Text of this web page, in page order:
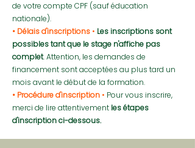
de votre compte CPF (sauf éducation
nationale).
• Délais d'inscriptions • Les inscriptions sont
possibles tant que le stage n'affiche pas
complet. Attention, les demandes de
financement sont acceptées au plus tard un
mois avant le début de la formation.
• Procédure d'inscription • Pour vous inscrire,
merci de lire attentivement les étapes
d'inscription ci-dessous.​​